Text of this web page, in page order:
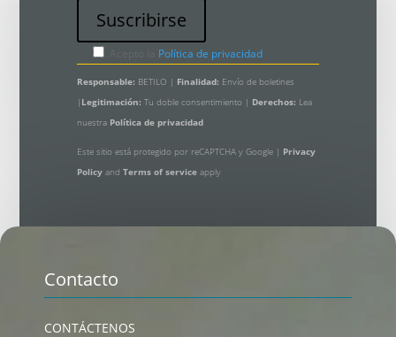
Política de privacidad
Responsable: BETILO | Finalidad: Envío de boletines
| Legitimación: Tu doble consentimiento | Derechos: Lea
nuestra Política de privacidad
Este sitio está protegido por reCAPTCHA y Google | Privacy
Policy and Terms of serviceapply
Contacto
CONTÁCTENOS